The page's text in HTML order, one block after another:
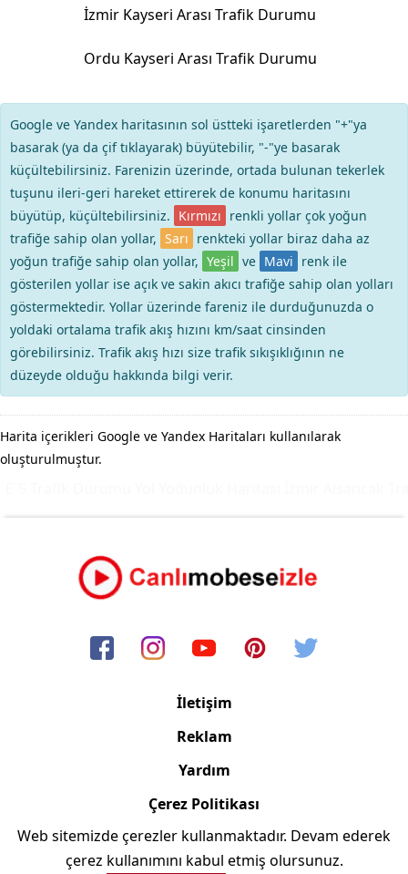
İzmir Kayseri Arası Trafik Durumu
Ordu Kayseri Arası Trafik Durumu
Google ve Yandex haritasının sol üstteki işaretlerden "+"ya
basarak (ya da çif tıklayarak) büyütebilir, "-"ye basarak
küçültebilirsiniz. Farenizin üzerinde, ortada bulunan tekerlek
tuşunu ileri-geri hareket ettirerek de konumu haritasını
büyütüp, küçültebilirsiniz. Kırmızı renkli yollar çok yoğun
trafiğe sahip olan yollar, Sarı renkteki yollar biraz daha az
yoğun trafiğe sahip olan yollar, Yeşil ve Mavi renk ile
gösterilen yollar ise açık ve sakin akıcı trafiğe sahip olan yolları
göstermektedir. Yollar üzerinde fareniz ile durduğunuzda o
yoldaki ortalama trafik akış hızını km/saat cinsinden
görebilirsiniz. Trafik akış hızı size trafik sıkışıklığının ne
düzeyde olduğu hakkında bilgi verir.
Harita içerikleri Google ve Yandex Haritaları kullanılarak
oluşturulmuştur.
İletişim
Reklam
Yardım
Çerez Politikası
Copyright © 2006/2024 Canlimobeseizle.com
Web sitemizde çerezler kullanmaktadır. Devam ederek
çerez kullanımını kabul etmiş olursunuz.